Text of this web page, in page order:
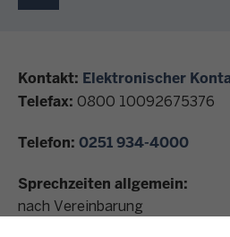
Kontakt: Elektronischer
Telefax: 0800 10092675376
Telefon: 0251 934-4000
Sprechzeiten allgemein:
nach Vereinbarung